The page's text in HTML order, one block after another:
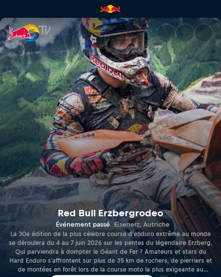
Red Bull Erzbergrodeo | Red
Red Bull Erzbergrodeo
Événement passé Eisenerz, Autriche
La 30e édition de la plus célèbre course d'enduro extrême au monde
se déroulera du 4 au 7 juin 2026 sur les pentes du légendaire Erzberg.
Qui parviendra à dompter le Géant de Fer ? Amateurs et stars du
Hard Enduro s'affrontent sur plus de 35 km de rochers, de pierriers et
de montées en forêt lors de la course moto la plus exigeante au